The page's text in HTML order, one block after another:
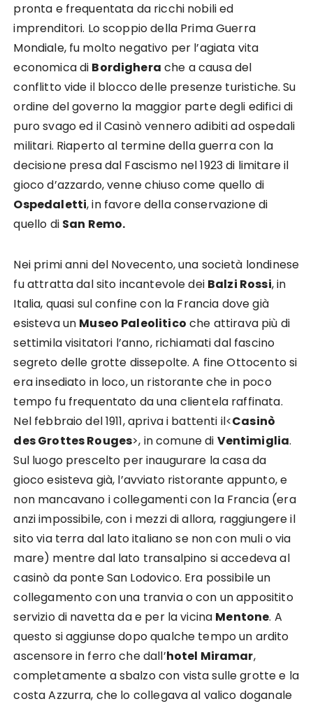
pronta e frequentata da ricchi nobili ed
imprenditori. Lo scoppio della Prima Guerra
Mondiale, fu molto negativo per l’agiata vita
economica di Bordighera che a causa del
conflitto vide il blocco delle presenze turistiche. Su
ordine del governo la maggior parte degli edifici di
puro svago ed il Casinò vennero adibiti ad ospedali
militari. Riaperto al termine della guerra con la
decisione presa dal Fascismo nel 1923 di limitare il
gioco d’azzardo, venne chiuso come quello di
Ospedaletti, in favore della conservazione di
quello di San Remo.
Nei primi anni del Novecento, una società londinese
fu attratta dal sito incantevole dei Balzi Rossi, in
Italia, quasi sul confine con la Francia dove già
esisteva un Museo Paleolitico che attirava più di
settimila visitatori l’anno, richiamati dal fascino
segreto delle grotte dissepolte. A fine Ottocento si
era insediato in loco, un ristorante che in poco
tempo fu frequentato da una clientela raffinata.
Nel febbraio del 1911, apriva i battenti il<Casinò
des Grottes Rouges>, in comune di Ventimiglia.
Sul luogo prescelto per inaugurare la casa da
gioco esisteva già, l’avviato ristorante appunto, e
non mancavano i collegamenti con la Francia (era
anzi impossibile, con i mezzi di allora, raggiungere il
sito via terra dal lato italiano se non con muli o via
mare) mentre dal lato transalpino si accedeva al
casinò da ponte San Lodovico. Era possibile un
collegamento con una tranvia o con un appositito
servizio di navetta da e per la vicina Mentone. A
questo si aggiunse dopo qualche tempo un ardito
ascensore in ferro che dall’hotel Miramar,
completamente a sbalzo con vista sulle grotte e la
costa Azzurra, che lo collegava al valico doganale